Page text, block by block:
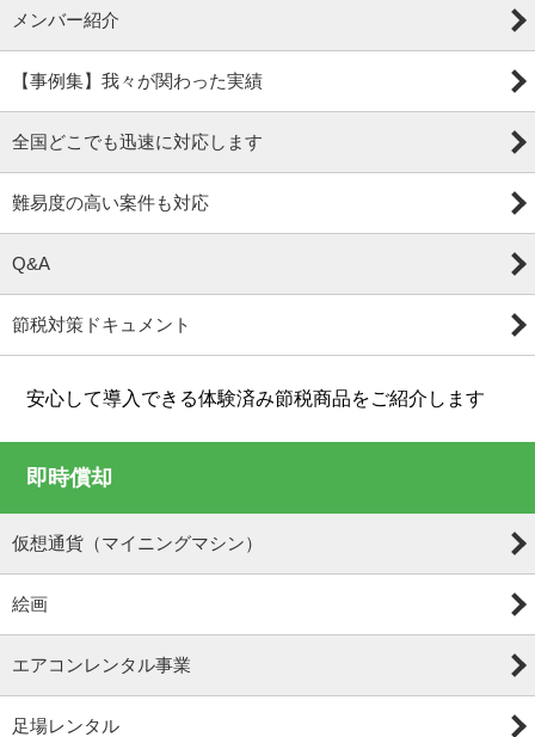
メンバー紹介
【事例集】我々が関わった実績
全国どこでも迅速に対応します
難易度の高い案件も対応
Q&A
節税対策ドキュメント
安心して導入できる体験済み節税商品をご紹介します
即時償却
仮想通貨（マイニングマシン）
絵画
エアコンレンタル事業
足場レンタル